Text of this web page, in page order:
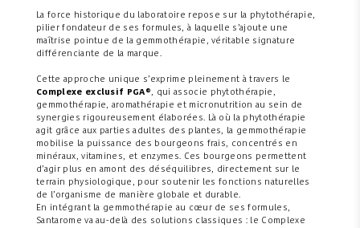
La force historique du laboratoire repose sur la phytothérapie,
pilier fondateur de ses formules, à laquelle s’ajoute une
maîtrise pointue de la gemmothérapie, véritable signature
différenciante de la marque.
Cette approche unique s’exprime pleinement à travers le
Complexe exclusif PGA®, qui associe phytothérapie,
gemmothérapie, aromathérapie et micronutrition au sein de
synergies rigoureusement élaborées. Là où la phytothérapie
agit grâce aux parties adultes des plantes, la gemmothérapie
mobilise la puissance des bourgeons frais, concentrés en
minéraux, vitamines, et enzymes. Ces bourgeons permettent
d’agir plus en amont des déséquilibres, directement sur le
terrain physiologique, pour soutenir les fonctions naturelles
de l’organisme de manière globale et durable.
En intégrant la gemmothérapie au cœur de ses formules,
Santarome va au-delà des solutions classiques : le Complexe